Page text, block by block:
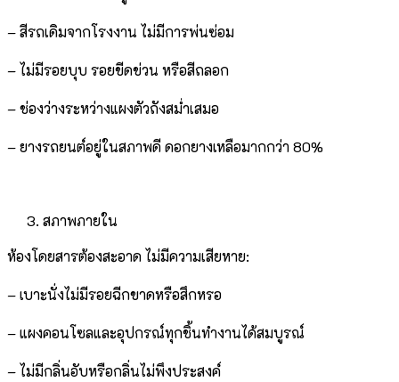
– สีรถเดิมจากโรงงาน ไม่มีการพ่นซ่อม
– ไม่มีรอยบุบ รอยขีดข่วน หรือสีถลอก
– ช่องว่างระหว่างแผงตัวถังสม่ำเสมอ
– ยางรถยนต์อยู่ในสภาพดี ดอกยางเหลือมากกว่า 80%
สภาพภายใน
ห้องโดยสารต้องสะอาด ไม่มีความเสียหาย:
– เบาะนั่งไม่มีรอยฉีกขาดหรือสึกหรอ
– แผงคอนโซลและอุปกรณ์ทุกชิ้นทำงานได้สมบูรณ์
– ไม่มีกลิ่นอับหรือกลิ่นไม่พึงประสงค์